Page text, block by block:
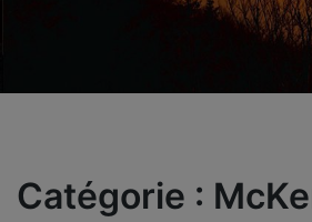
Catégorie :